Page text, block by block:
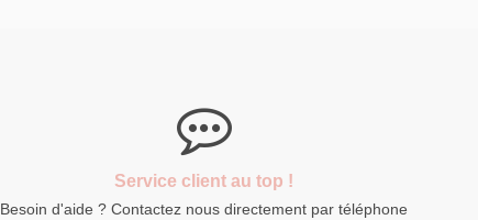
Service client au top !
Besoin d'aide ? Contactez nous directement par téléphone